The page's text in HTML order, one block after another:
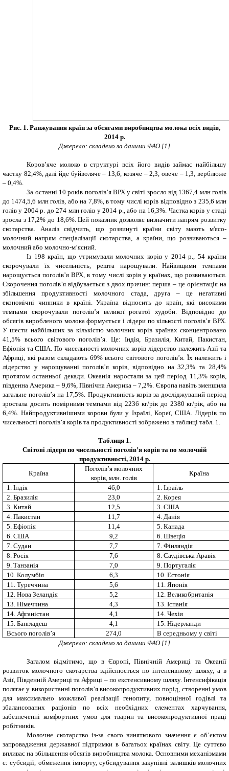
Рис. 1. Ранжування країн за обсягами виробництва молока всіх видів,
2014 р.
Джерело: складено за даними ФАО [1]
Коров’яче молоко в структурі всіх його видів займає найбільшу
частку 82 4%, далі йде буйволяче – 13 ,6 , козяче – 2,3, овече – 1,3, верблюже
– 0, 4%.
За останні 10 років поголів’я ВРХ у світі зросло від 1367 ,4 млн голів
до 1474,5,6 млн голів, або на 7,8%, в тому числі корів відповідно з 235,6 млн
голів у 2004 р. до 274 млн голів у 2014 р., або на 16,3%. Частка корів у стаді
зросла з 17,2% до 18,6%. Цей показник дозволяє визначити напрям розвитку
скотарства. Аналіз свідчить, що розвинуті країни світу мають м'ясо-
молочний напрям спеціалізації скотарства, а країни, що розвиваються –
молочний або молочно-м’ясний.
Із 198 країн, що утримували молочних корів у 2014 р., 54 країни
скорочували їх чисельність, решта нарощували. Найвищими темпами
нарощується поголів’я ВРХ, в тому числі корів у країнах, що розвиваються.
Скорочення поголів’я відбувається з двох причин: перша – це орієнтація на
збільшення продуктивності молочного стада, друга – це негативні
економічні чинники в країні. Україна відносить до країн, які високими
темпами скорочували поголів’я великої рогатої худоби. Відповідно до
обсягів виробленого молока формується і лідери по кількості поголів’я ВРХ.
У шести найбільших за кількістю молочних корів країнах сконцентровано
41,5% всього світового поголів’я. Це: Індія, Бразилія, Китай, Пакистан,
Ефіопія та США. По чисельності молочних корів лідерство належить Азії та
Африці, які разом складають 69% всього світового поголів’я. Їх належить і
лідерство у нарощуванні поголів’я корів, відповідно на 32,3% та 28,4%
протягом останньої декади. Океанія наростали за цей період 11,3% корів,
південна Америка – 9,6%, Північна Америка – 7,2%. Європа навіть зменшила
загальне поголів’я на 17,5%. Продуктивність корів за досліджуваний період
зростала досить помірними темпами від 2236 кг/рік до 2380 кг/рік, або на
6,4%. Найпродуктивнішими корови були у Ізраїлі, Кореї, США. Лідерів по
чисельності поголів’я корів та продуктивності зображено в таблиці табл. 1.
Таблиця 1.
Світові лідери по чисельності поголів’я корів та по молочній
продуктивності, 2014 р.
Країна
Поголів’я молочних
корів, млн. голів
Країна
1. Індія
46,0
1. Ізраїль
2. Бразилія
23,0
2. Корея
3. Китай
12,5
3. США
4. Пакистан
11,7
4. Данія
5. Ефіопія
11,4
5. Канада
6. США
9,2
6. Швеція
7. Судан
7,7
7. Фінляндія
8. Росія
7,6
8. Саудівська Аравія
9. Танзанія
7,0
9. Португалія
10. Колумбія
6,3
10. Естонія
11. Туреччина
5,6
11. Японія
12. Нова Зеландія
5,2
12. Великобританія
13. Німеччина
4,3
13. Іспанія
14. Афганістан
4,1
14. Чехія
15. Бангладеш
4,1
15. Нідерланди
Всього поголів’я
274,0
В середньому у світі
Джерело: складено за даними ФАО [1]
Загалом відмітимо, що в Європі, Північній Америці та Океанії
розвиток молочного скотарства здійснюється по інтенсивному шляху, а в
Азії, Південній Америці та Африці – по екстенсивному шляху. Інтенсифікація
полягає у використанні поголів’я високопродуктивних порід, створенні умов
для максимально можливої реалізації генопиту, повноцінної годівлі та
збалансованих раціонів по всіх необхідних елементах харчування,
забезпеченні комфортних умов для тварин та високопродуктивної праці
робітників.
Молочне скотарство із-за свого виняткового значення є об’єктом
запровадження державної підтримки в багатьох країнах світу. Це суттєво
впливає на збільшення обсягів виробництва молока. Основними механізмами
є: субсидії, обмеження імпорту, субсидування закупівлі залишків молочних